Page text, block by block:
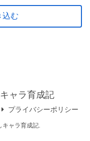
込む
ャラ育成記
プライバシーポリシー
ャラ育成記.